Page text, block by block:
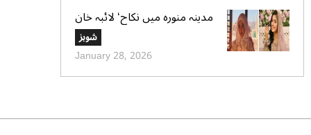
مدینہ منورہ میں نکاح‘ لائبہ خان
کی دعائے خیر کی تصاویر بھی
وائرل
شوبز
January 28, 2026